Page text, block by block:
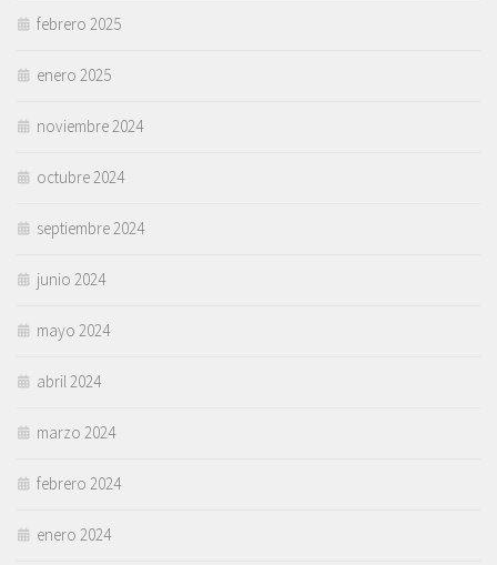
febrero 2025
enero 2025
noviembre 2024
octubre 2024
septiembre 2024
junio 2024
mayo 2024
abril 2024
marzo 2024
febrero 2024
enero 2024